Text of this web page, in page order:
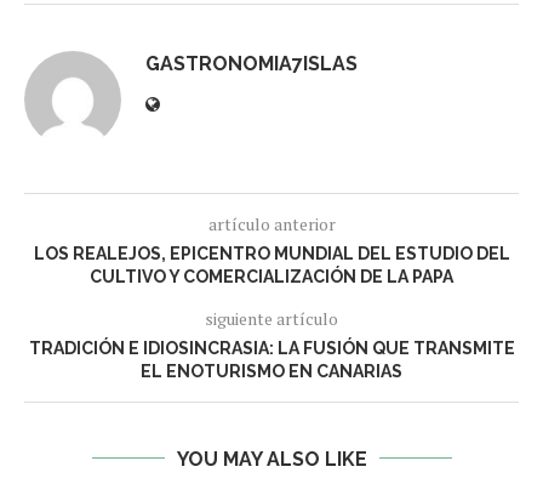
GASTRONOMIA7ISLAS
artículo anterior
LOS REALEJOS, EPICENTRO MUNDIAL DEL ESTUDIO DEL
CULTIVO Y COMERCIALIZACIÓN DE LA PAPA
siguiente artículo
TRADICIÓN E IDIOSINCRASIA: LA FUSIÓN QUE TRANSMITE
EL ENOTURISMO EN CANARIAS
YOU MAY ALSO LIKE